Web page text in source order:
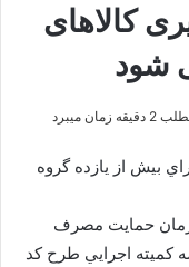
کالاهای
شود
میبرد
بيش از يازده گروه
حمايت مصرف
كميته اجرايي طرح كد